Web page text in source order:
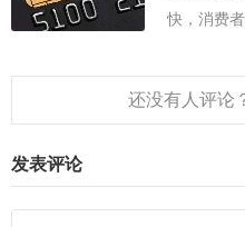
快，消费
银结算系
的一种延
发表评论